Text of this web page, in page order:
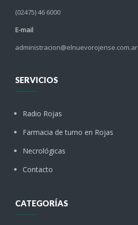
(02475) 46 6000
E-mail
administracion@elnuevorojense.com.ar
SERVICIOS
Radio Rojas
Farmacia de turno en Rojas
Necrológicas
Contacto
CATEGORÍAS